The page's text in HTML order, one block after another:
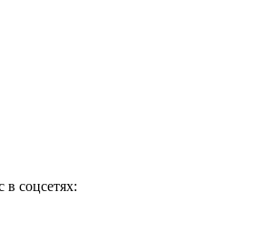
в соцсетях: